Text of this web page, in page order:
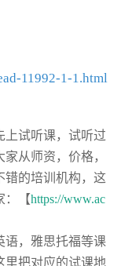
11992-1-1.html
上试听课，试听过
从师资，价格，
错的培训机构，这
：【https://www.ac
语，雅思托福等课
里把对应的试课地